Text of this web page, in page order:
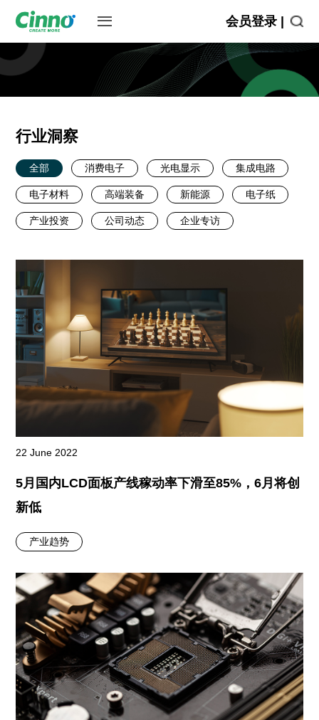
会员登录 |
行业洞察
全部 消费电子 光电显示 集成电路
电子材料 高端装备 新能源 电子纸
产业投资 公司动态 企业专访
22 June 2022
5月国内LCD面板产线稼动率下滑至85%，6月将创
新低
产业趋势